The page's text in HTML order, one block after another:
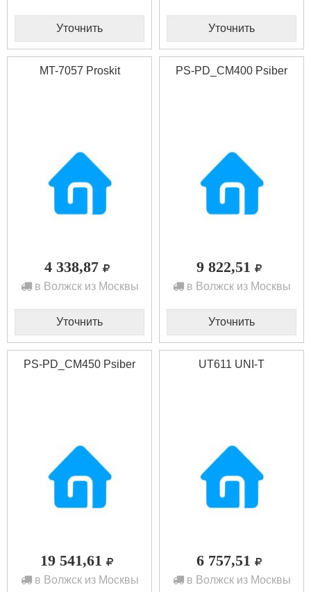
Уточнить Уточнить
MT-7057 Proskit
4 338,87
в Волжск из Москвы
Уточнить
PS-PD_CM400 Psiber
9 822,51
в Волжск из Москвы
Уточнить
PS-PD_CM450 Psiber
19 541,61
в Волжск из Москвы
UT611 UNI-T
6 757,51
в Волжск из Москвы